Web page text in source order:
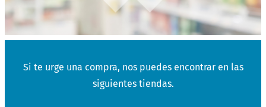
Si te urge una compra, nos puedes encontrar en las
siguientes tiendas.